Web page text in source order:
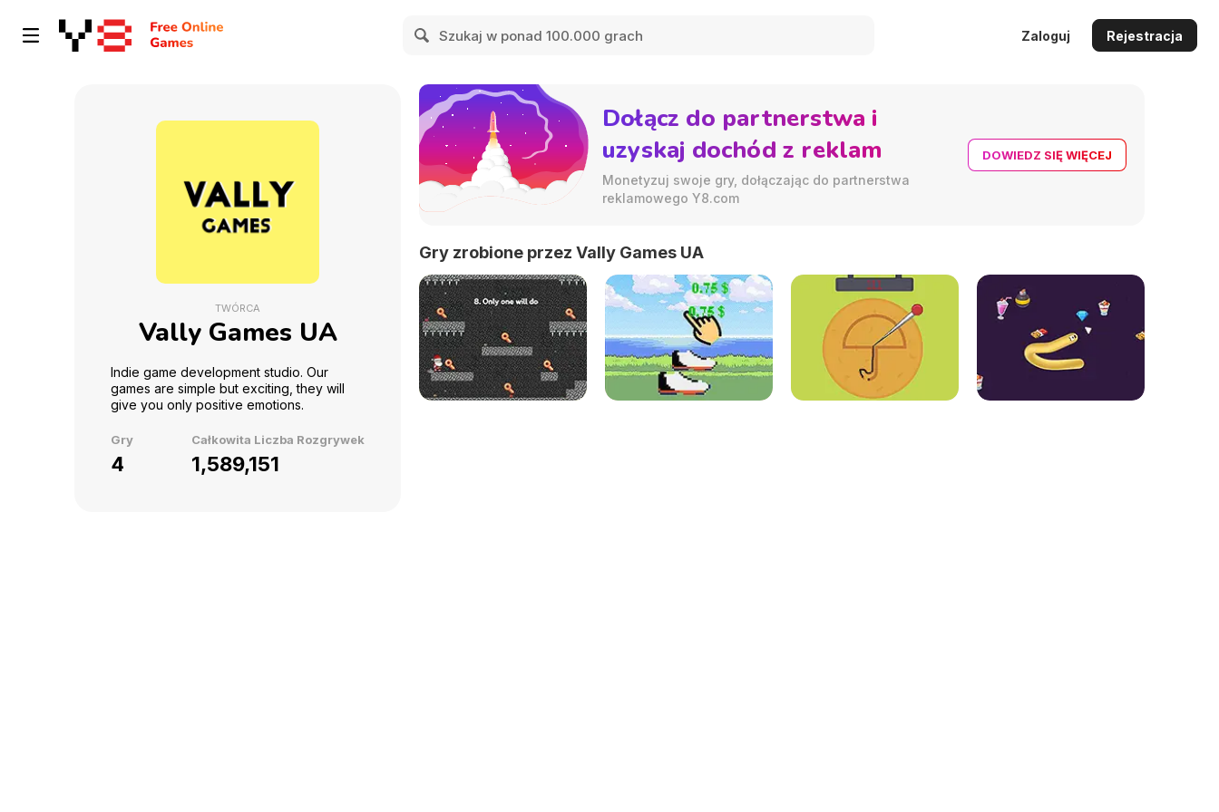
Zaloguj Rejestracja
TWÓRCA
Vally Games UA
Indie game development studio. Our
games are simple but exciting, they will
give you only positive emotions.
Gry
4
Całkowita Liczba Rozgrywek
1,589,151
Dołącz do partnerstwa i
uzyskaj dochód z reklam
Monetyzuj swoje gry, dołączając do partnerstwa
reklamowego Y8.com
DOWIEDZ SIĘ WIĘCEJ
Gry zrobione przez Vally Games UA